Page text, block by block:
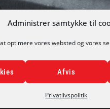
Administrer samtykke til
optimere vores websted og vores
Afvis
Privatlivspolitik